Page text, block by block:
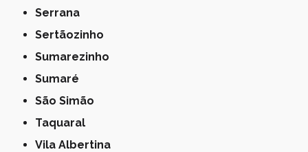
Serrana
Sertãozinho
Sumarezinho
Sumaré
São Simão
Taquaral
Vila Albertina